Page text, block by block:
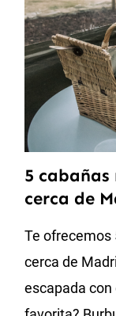
5
cerca de
Te ofrecemos
cerca de
escapada con